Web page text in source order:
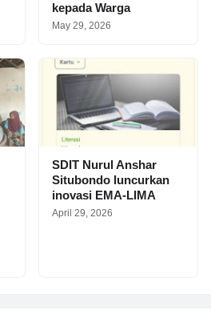
kepada Warga
May 29, 2026
SDIT Nurul Anshar
Situbondo luncurkan
inovasi EMA-LIMA
April 29, 2026